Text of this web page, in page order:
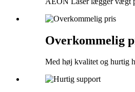
Overkommelig
Med høj kvalitet og hurtig